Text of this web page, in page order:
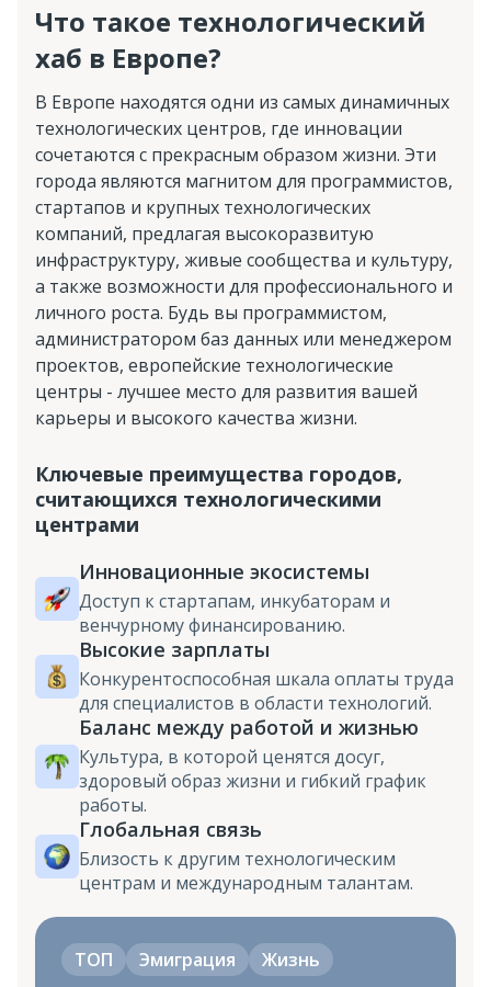
Что такое технологический
хаб в Европе?
В Европе находятся одни из самых динамичных
технологических центров, где инновации
сочетаются с прекрасным образом жизни. Эти
города являются магнитом для программистов,
стартапов и крупных технологических
компаний, предлагая высокоразвитую
инфраструктуру, живые сообщества и культуру,
а также возможности для профессионального и
личного роста. Будь вы программистом,
администратором баз данных или менеджером
проектов, европейские технологические
центры - лучшее место для развития вашей
карьеры и высокого качества жизни.
Ключевые преимущества городов,
считающихся технологическими
центрами
Инновационные экосистемы
Доступ к стартапам, инкубаторам и
венчурному финансированию.
Высокие зарплаты
Конкурентоспособная шкала оплаты труда
для специалистов в области технологий.
Баланс между работой и жизнью
Культура, в которой ценятся досуг,
здоровый образ жизни и гибкий график
работы.
Глобальная связь
Близость к другим технологическим
центрам и международным талантам.
ТОП Эмиграция Жизнь